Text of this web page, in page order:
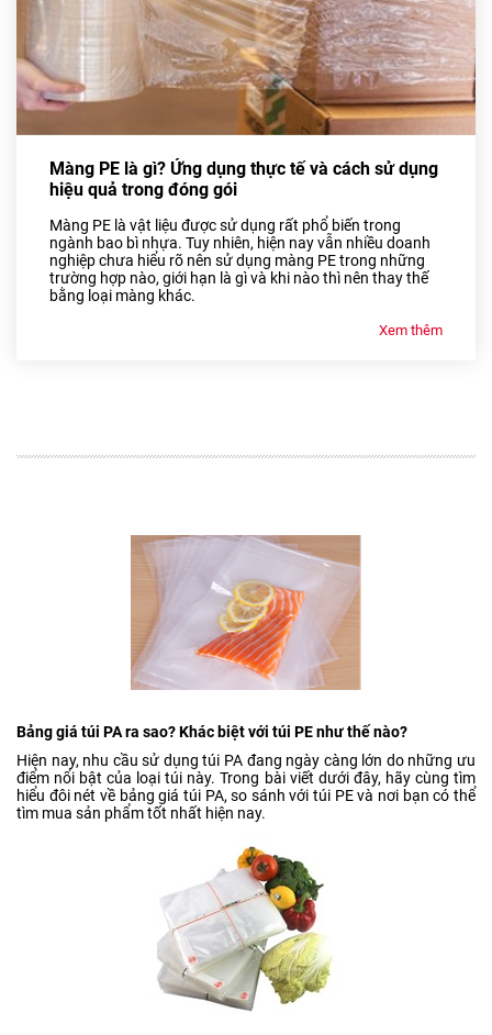
Màng PE là gì? Ứng dụng thực tế và cách sử dụng
hiệu quả trong đóng gói
Màng PE là vật liệu được sử dụng rất phổ biến trong
ngành bao bì nhựa. Tuy nhiên, hiện nay vẫn nhiều doanh
nghiệp chưa hiểu rõ nên sử dụng màng PE trong những
trường hợp nào, giới hạn là gì và khi nào thì nên thay thế
bằng loại màng khác.
Xem thêm
Bảng giá túi PA ra sao? Khác biệt với túi PE như thế nào?
Hiện nay, nhu cầu sử dụng túi PA đang ngày càng lớn do những ưu
điểm nổi bật của loại túi này. Trong bài viết dưới đây, hãy cùng tìm
hiểu đôi nét về bảng giá túi PA, so sánh với túi PE và nơi bạn có thể
tìm mua sản phẩm tốt nhất hiện nay.